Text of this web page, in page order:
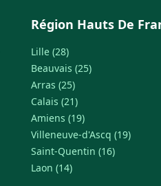
Région Hauts De
Lille (28)
Beauvais (25)
Arras (25)
Calais (21)
Amiens (19)
Villeneuve-d'Ascq (19)
Saint-Quentin (16)
Laon (14)